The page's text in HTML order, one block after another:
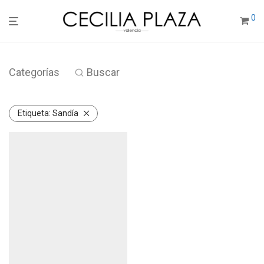
0
Categorías Buscar
Etiqueta: Sandía